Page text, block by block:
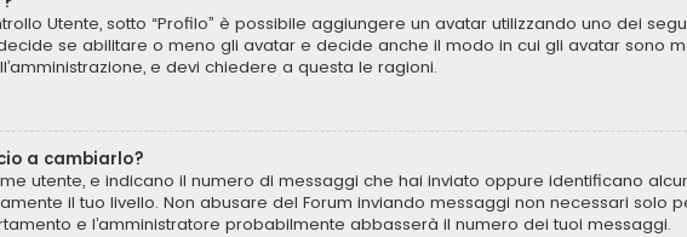
Utente, sotto “Profilo” è possibile aggiungere un avatar utilizzando uno dei
se abilitare o meno gli avatar e decide anche il modo in cui gli avatar sono
e devi chiedere a questa le ragioni.
a cambiarlo?
utente, e indicano il numero di messaggi che hai inviato oppure identificano
il tuo livello. Non abusare del Forum inviando messaggi non necessari solo
e l’amministratore probabilmente abbasserà il numero dei tuoi messaggi.